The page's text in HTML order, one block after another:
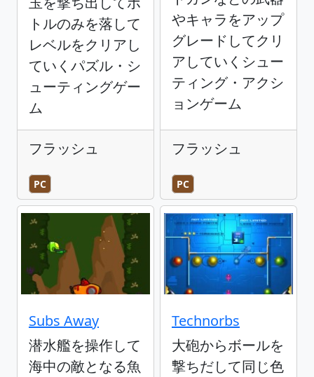
トルのみを落して
レベルをクリアし
ていくパズル・シ
ューティングゲー
ム
フラッシュ
PC
やキャラをアップ
グレードしてクリ
アしていくシュー
ティング・アクシ
ョンゲーム
フラッシュ
PC
Subs Away
潜水艦を操作して
海中の敵となる魚
Technorbs
大砲からボールを
撃ちだして同じ色